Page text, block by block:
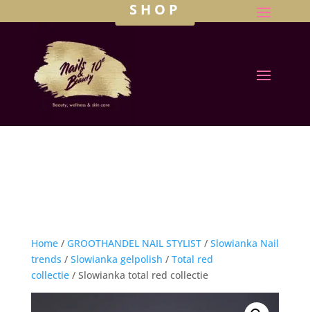
SHOP
Home/ GROOTHANDEL NAIL STYLIST/ Slowianka Nail
trends / Slowianka gelpolish / Total red
collectie/ Slowianka total red collectie